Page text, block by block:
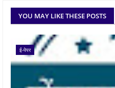
YOU MAY LIKE THESE POSTS
ई-पेपर